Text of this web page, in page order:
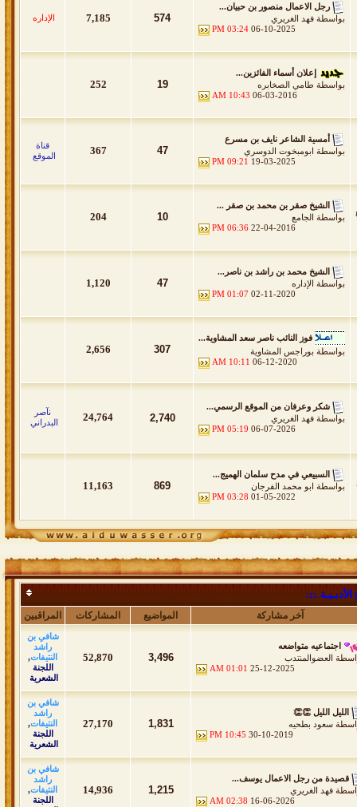
خاص باللقاءات والمواضيع الخاصة والتغطيات بموقع الدواسر الرسمي والتي تنشر
رجل الاعمال منصور بن حبيان...
بواسطة فهد الغريري
06-10-2025
03:24 PM
574
7,185 الإداره
إعلان أسماء الفائزين...
بواسطة طامي الصخابره
06-03-2016
10:43 AM
19
252
أمسية الشاعر نايف بن مسرع
بواسطة ابومبخوت الدوسري
19-03-2025
09:21 PM
47
367
قناة
الموقع
الشيخ صقر بن محمد بن صقر ...
بواسطة الجامع
22-04-2016
06:36 PM
10
204
الشيخ محمد بن راشد بن ناصر...
بواسطة الإداره
02-11-2020
01:07 PM
47
1,120
فوز النائب ناصر سعد المشاوية...
بواسطة بوراجس المشاوية
06-12-2020
10:11 AM
307
2,656
شكر وعرفان من الموقع الرسمي...
بواسطة فهد الغريري
06-07-2026
05:19 PM
2,740
24,764
نآصر
البدراني
السبيعي في مدح سلمان الهميج...
بواسطة ابو محمد الفرجان
01-05-2022
03:28 PM
869
11,163
.:::
آخر مشاركة المواضيع المشاركات المراقبين
اجتماعيه متواضعه
العضوالمنتدب
25-12-2025
01:01 AM
3,496
52,870
شافي بن
راشد
النتيفات,
اللجنة
الشعرية
الليل الليل 👏👏
سعود بطحيه
30-10-2019
10:45 PM
1,831
27,170
شافي بن
راشد
النتيفات,
اللجنة
الشعرية
قصيدة من رجل الاعمال يوسف...
فهد الغريري
16-06-2026
02:38 AM
1,215
14,936
شافي بن
راشد
النتيفات,
اللجنة